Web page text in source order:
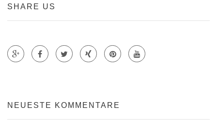
SHARE US
Teile auf Google +
Teile auf Faecebook
Teile auf Twitter
Teile auf Xing
Teile auf Pinterest
NEUESTE KOMMENTARE